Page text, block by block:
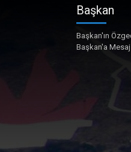
Başkan
Başkan'ın
Başkan'a Mesaj